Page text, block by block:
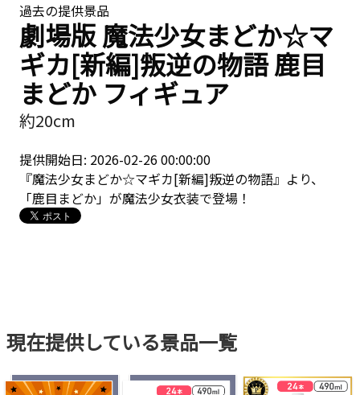
過去の提供景品
劇場版 魔法少女まどか☆マ
ギカ[新編]叛逆の物語 鹿目
まどか フィギュア
約20cm
提供開始日: 2026-02-26 00:00:00
『魔法少女まどか☆マギカ[新編]叛逆の物語』より、
「鹿目まどか」が魔法少女衣装で登場！
現在提供している景品一覧